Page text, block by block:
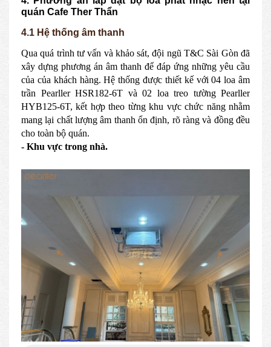
quán Cafe Ther Thẩn
4.1 Hệ thống âm thanh
Qua quá trình tư vấn và khảo sát, đội ngũ T&C Sài Gòn đã
xây dựng phương án âm thanh để đáp ứng những yêu cầu
của của khách hàng. Hệ thống được thiết kế với 04 loa âm
trần Pearller HSR182-6T và 02 loa treo tường Pearller
HYB125-6T, kết hợp theo từng khu vực chức năng nhằm
mang lại chất lượng âm thanh ổn định, rõ ràng và đồng đều
cho toàn bộ quán.
- Khu vực trong nhà.